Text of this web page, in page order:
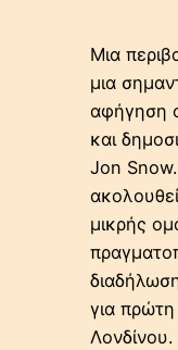
Μια
μια
αφήγηση
και
Jon
μικρής
για